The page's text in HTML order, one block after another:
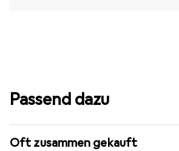
Passend dazu
Oft zusammen gekauft